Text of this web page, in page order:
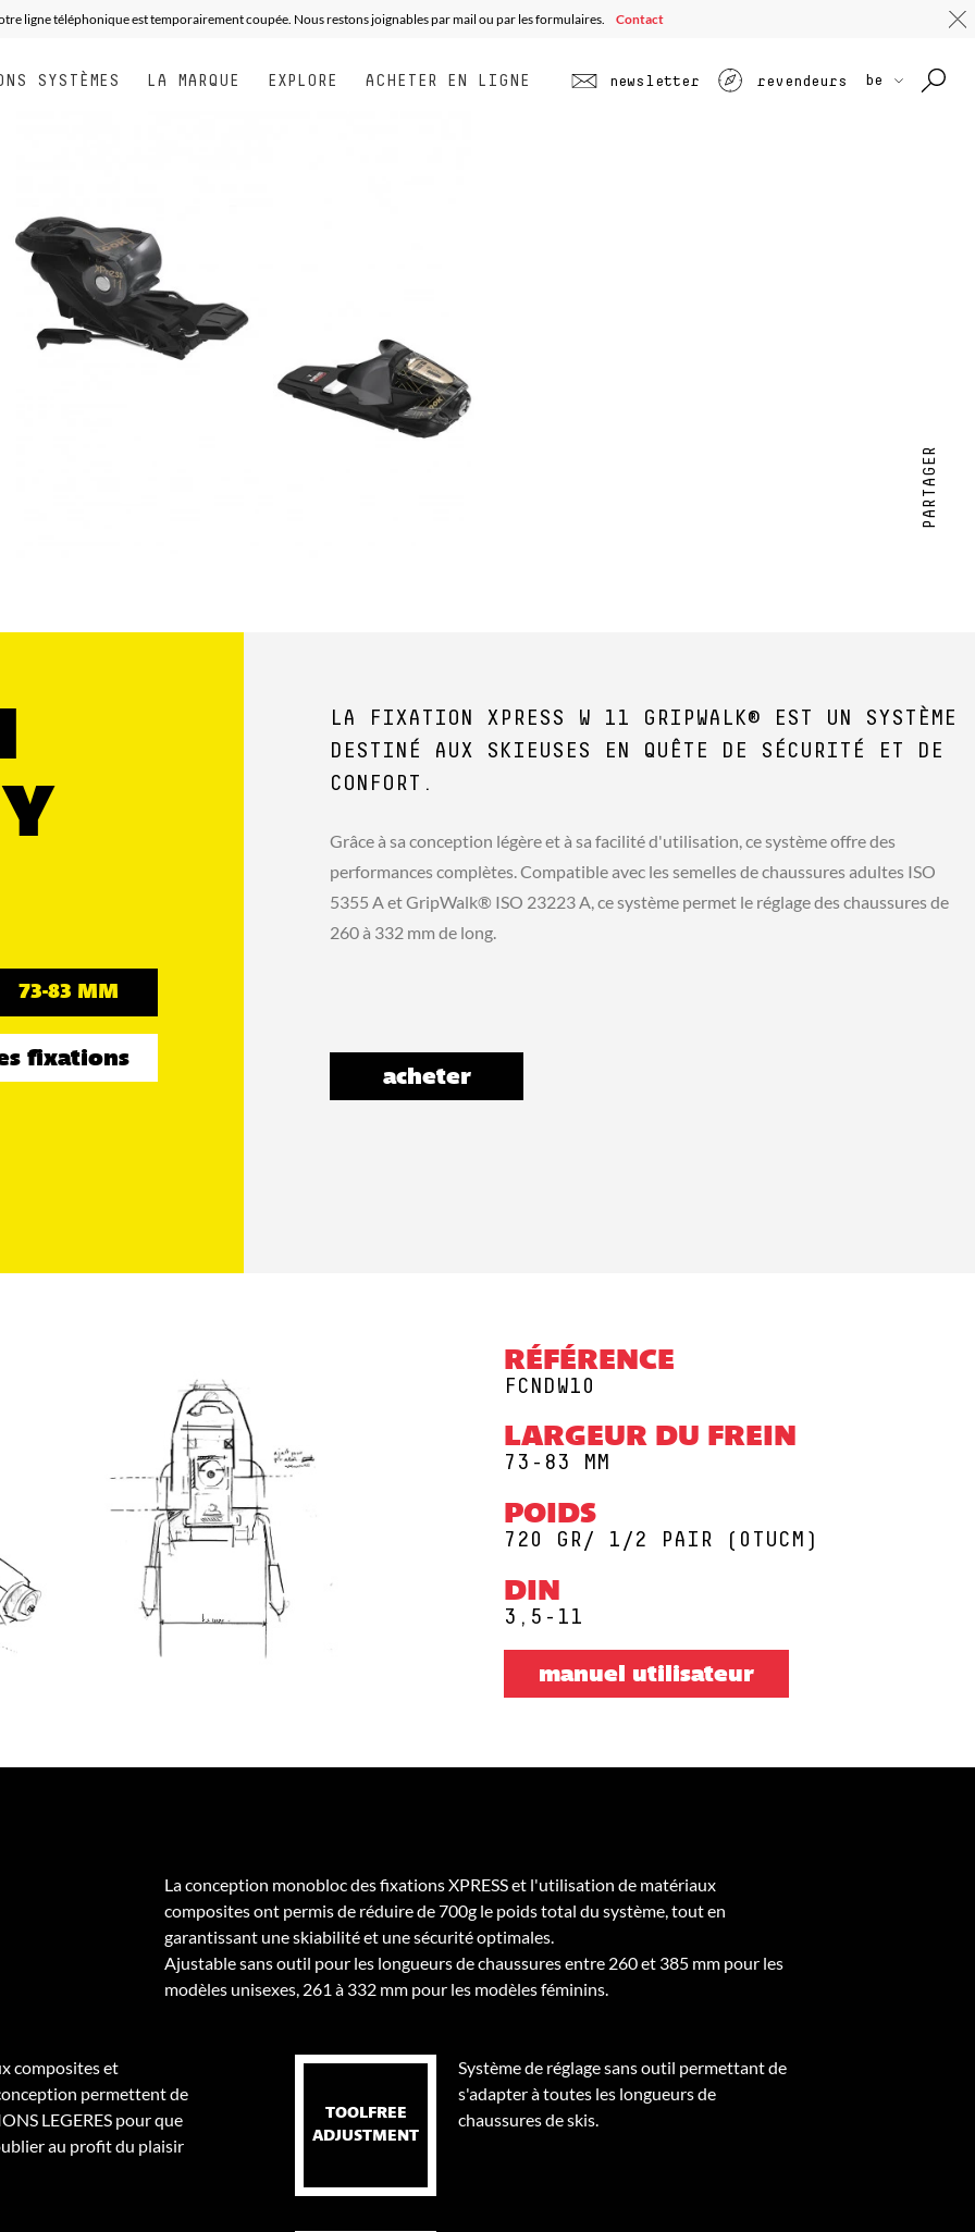
ligne téléphonique est temporairement coupée. Nous restons joignables par mail ou par les formulaires. Contact
SYSTÈMES LA MARQUE EXPLORE ACHETER EN LIGNE newsletter revendeurs be
PARTAGER
73-83 MM
fixations
LA FIXATION XPRESS W 11 GRIPWALK® EST UN SYSTÈME
DESTINÉ AUX SKIEUSES EN QUÊTE DE SÉCURITÉ ET DE
CONFORT.
Grâce à sa conception légère et à sa facilité d'utilisation, ce système offre des
performances complètes. Compatible avec les semelles de chaussures adultes ISO
5355 A et GripWalk® ISO 23223 A, ce système permet le réglage des chaussures de
260 à 332 mm de long.
acheter
RÉFÉRENCE
FCNDW10
LARGEUR DU FREIN
73-83 MM
POIDS
720 GR/ 1/2 PAIR (0TUCM)
DIN
3,5-11
manuel utilisateur
La conception monobloc des fixations XPRESS et l'utilisation de matériaux
composites ont permis de réduire de 700g le poids total du système, tout en
garantissant une skiabilité et une sécurité optimales.
Ajustable sans outil pour les longueurs de chaussures entre 260 et 385 mm pour les
modèles unisexes, 261 à 332 mm pour les modèles féminins.
composites et
permettent de
LEGERES pour que
au profit du plaisir
TOOLFREE
ADJUSTMENT
Système de réglage sans outil permettant de
s'adapter à toutes les longueurs de
chaussures de skis.